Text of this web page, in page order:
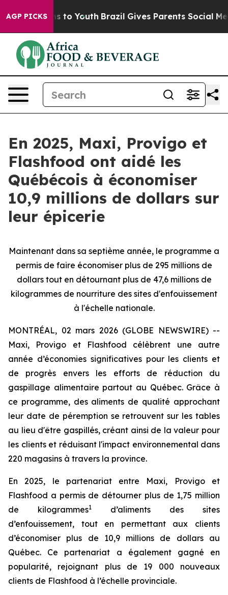
AGP PICKS
Harms to Youth Brazil Gives Parents Social Media
En 2025, Maxi, Provigo et
Flashfood ont aidé les
Québécois à économiser
10,9 millions de dollars sur
leur épicerie
Maintenant dans sa septième année, le programme a
permis de faire économiser plus de 295 millions de
dollars tout en détournant plus de 47,6 millions de
kilogrammes de nourriture des sites d'enfouissement
à l'échelle nationale.
MONTRÉAL, 02 mars 2026 (GLOBE NEWSWIRE) --
Maxi, Provigo et Flashfood célèbrent une autre
année d’économies significatives pour les clients et
de progrès envers les efforts de réduction du
gaspillage alimentaire partout au Québec. Grâce à
ce programme, des aliments de qualité approchant
leur date de péremption se retrouvent sur les tables
au lieu d'être gaspillés, créant ainsi de la valeur pour
les clients et réduisant l'impact environnemental dans
220 magasins à travers la province.
En 2025, le partenariat entre Maxi, Provigo et
Flashfood a permis de détourner plus de 1,75 million
de kilogrammes1
d’aliments des sites
d’enfouissement, tout en permettant aux clients
d’économiser plus de 10,9 millions de dollars au
Québec. Ce partenariat a également gagné en
popularité, rejoignant plus de 19 000 nouveaux
clients de Flashfood à l’échelle provinciale.